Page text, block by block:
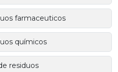
farmaceuticos
químicos
residuos